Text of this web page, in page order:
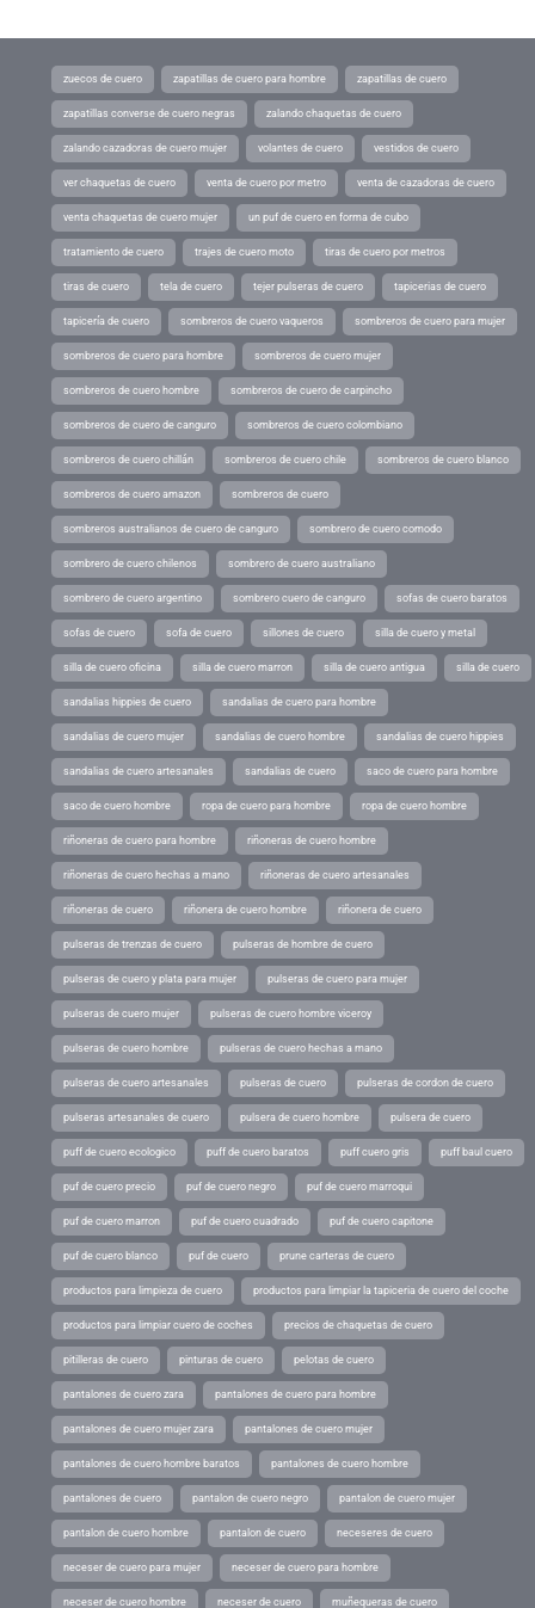
zuecos de cuero zapatillas de cuero para hombre zapatillas de cuero
zapatillas converse de cuero negras zalando chaquetas de cuero
zalando cazadoras de cuero mujer volantes de cuero vestidos de cuero
ver chaquetas de cuero venta de cuero por metro venta de cazadoras de cuero
venta chaquetas de cuero mujer un puf de cuero en forma de cubo
tratamiento de cuero trajes de cuero moto tiras de cuero por metros
tiras de cuero tela de cuero tejer pulseras de cuero tapicerias de cuero
tapicería de cuero sombreros de cuero vaqueros sombreros de cuero para mujer
sombreros de cuero para hombre sombreros de cuero mujer
sombreros de cuero hombre sombreros de cuero de carpincho
sombreros de cuero de canguro sombreros de cuero colombiano
sombreros de cuero chillán sombreros de cuero chile sombreros de cuero blanco
sombreros de cuero amazon sombreros de cuero
sombreros australianos de cuero de canguro sombrero de cuero comodo
sombrero de cuero chilenos sombrero de cuero australiano
sombrero de cuero argentino sombrero cuero de canguro sofas de cuero baratos
sofas de cuero sofa de cuero sillones de cuero silla de cuero y metal
silla de cuero oficina silla de cuero marron silla de cuero antigua silla de cuero
sandalias hippies de cuero sandalias de cuero para hombre
sandalias de cuero mujer sandalias de cuero hombre sandalias de cuero hippies
sandalias de cuero artesanales sandalias de cuero saco de cuero para hombre
saco de cuero hombre ropa de cuero para hombre ropa de cuero hombre
riñoneras de cuero para hombre riñoneras de cuero hombre
riñoneras de cuero hechas a mano riñoneras de cuero artesanales
riñoneras de cuero riñonera de cuero hombre riñonera de cuero
pulseras de trenzas de cuero pulseras de hombre de cuero
pulseras de cuero y plata para mujer pulseras de cuero para mujer
pulseras de cuero mujer pulseras de cuero hombre viceroy
pulseras de cuero hombre pulseras de cuero hechas a mano
pulseras de cuero artesanales pulseras de cuero pulseras de cordon de cuero
pulseras artesanales de cuero pulsera de cuero hombre pulsera de cuero
puff de cuero ecologico puff de cuero baratos puff cuero gris puff baul cuero
puf de cuero precio puf de cuero negro puf de cuero marroqui
puf de cuero marron puf de cuero cuadrado puf de cuero capitone
puf de cuero blanco puf de cuero prune carteras de cuero
productos para limpieza de cuero productos para limpiar la tapiceria de cuero del coche
productos para limpiar cuero de coches precios de chaquetas de cuero
pitilleras de cuero pinturas de cuero pelotas de cuero
pantalones de cuero zara pantalones de cuero para hombre
pantalones de cuero mujer zara pantalones de cuero mujer
pantalones de cuero hombre baratos pantalones de cuero hombre
pantalones de cuero pantalon de cuero negro pantalon de cuero mujer
pantalon de cuero hombre pantalon de cuero neceseres de cuero
neceser de cuero para mujer neceser de cuero para hombre
neceser de cuero hombre neceser de cuero muñequeras de cuero